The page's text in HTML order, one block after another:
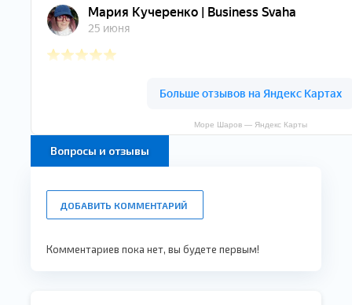
Море Шаров — Яндекс Карты
Вопросы и отзывы
ДОБАВИТЬ КОММЕНТАРИЙ
Комментариев пока нет, вы будете первым!